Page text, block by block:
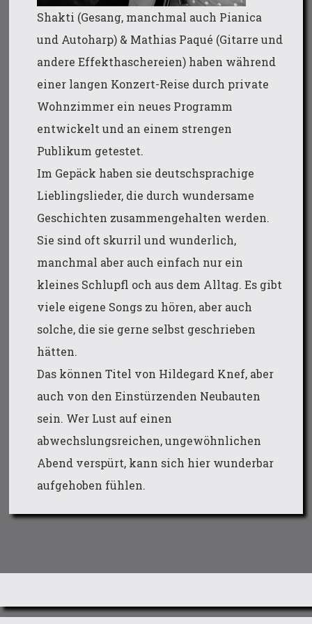
Shakti (Gesang, manchmal auch Pianica
und Autoharp) & Mathias Paqué (Gitarre und
andere Effekthaschereien) haben während
einer langen Konzert-Reise durch private
Wohnzimmer ein neues Programm
entwickelt und an einem strengen
Publikum getestet.
Im Gepäck haben sie deutschsprachige
Lieblingslieder, die durch wundersame
Geschichten zusammengehalten werden.
Sie sind oft skurril und wunderlich,
manchmal aber auch einfach nur ein
kleines Schlupfl och aus dem Alltag. Es gibt
viele eigene Songs zu hören, aber auch
solche, die sie gerne selbst geschrieben
hätten.
Das können Titel von Hildegard Knef, aber
auch von den Einstürzenden Neubauten
sein. Wer Lust auf einen
abwechslungsreichen, ungewöhnlichen
Abend verspürt, kann sich hier wunderbar
aufgehoben fühlen.